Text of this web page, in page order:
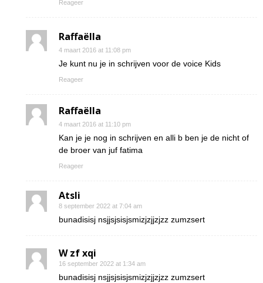
Reageer
Raffaëlla
4 maart 2016 at 11:08 pm
Je kunt nu je in schrijven voor de voice Kids
Reageer
Raffaëlla
4 maart 2016 at 11:10 pm
Kan je je nog in schrijven en alli b ben je de nicht of
de broer van juf fatima
Reageer
Atsli
8 september 2022 at 7:04 am
bunadisisj nsjjsjsisjsmizjzjjzjzz zumzsert
W zf xqi
16 september 2022 at 1:34 am
bunadisisj nsjjsjsisjsmizjzjjzjzz zumzsert